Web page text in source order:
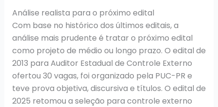
Análise realista para o próximo edital
Com base no histórico dos últimos editais, a
análise mais prudente é tratar o próximo edital
como projeto de médio ou longo prazo. O edital de
2013 para Auditor Estadual de Controle Externo
ofertou 30 vagas, foi organizado pela PUC-PR e
teve prova objetiva, discursiva e títulos. O edital de
2025 retomou a seleção para controle externo